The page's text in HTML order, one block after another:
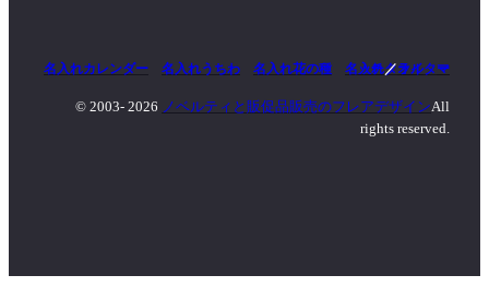
名入れカレンダー 名入れうちわ 名入れ花の種 名入れタオル
マッチ／ライター
© 2003- 2026 ノベルティと販促品販売のフレアデザインAll
rights reserved.